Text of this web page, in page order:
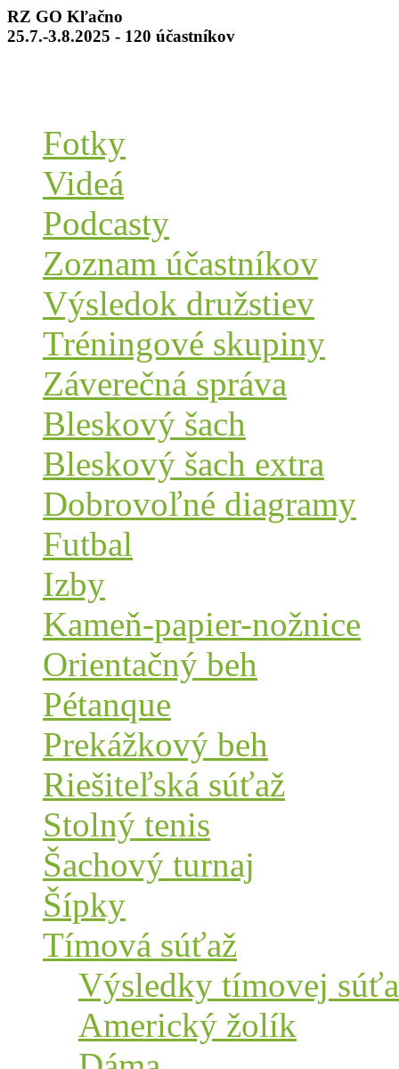
RZ GO Kľačno
25.7.-3.8.2025 - 120 účastníkov
Fotky
Videá
Podcasty
Zoznam účastníkov
Výsledok družstiev
Tréningové skupiny
Záverečná správa
Bleskový šach
Bleskový šach extra
Dobrovoľné diagramy
Futbal
Izby
Kameň-papier-nožnice
Orientačný beh
Pétanque
Prekážkový beh
Riešiteľská súťaž
Stolný tenis
Šachový turnaj
Šípky
Tímová súťaž
Výsledky tímovej
Americký žolík